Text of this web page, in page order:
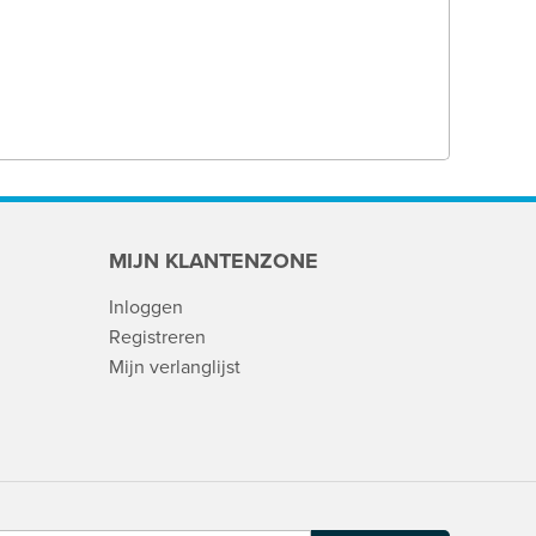
MIJN KLANTENZONE
Inloggen
Registreren
Mijn verlanglijst